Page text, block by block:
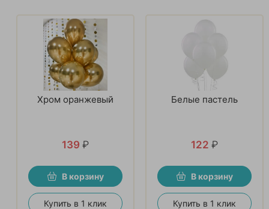
Хром оранжевый
139 ₽
В корзину
Купить в 1 клик
Белые пастель
122 ₽
В корзину
Купить в 1 клик